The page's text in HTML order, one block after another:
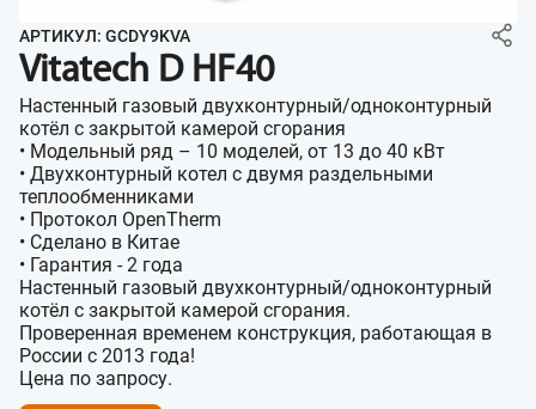
АРТИКУЛ: GCDY9KVA
Vitatech D HF40
Настенный газовый двухконтурный/одноконтурный
котёл с закрытой камерой сгорания
• Модельный ряд – 10 моделей, от 13 до 40 кВт
• Двухконтурный котел с двумя раздельными
теплообменниками
• Протокол OpenTherm
• Сделано в Китае
• Гарантия - 2 года
Настенный газовый двухконтурный/одноконтурный
котёл с закрытой камерой сгорания.
Проверенная временем конструкция, работающая в
России с 2013 года!
Цена по запросу.